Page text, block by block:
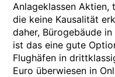
Anlageklassen
die keine Kausalität
daher, Bürogebäude
ist das eine gute
Flughäfen in
Euro überwiesen in